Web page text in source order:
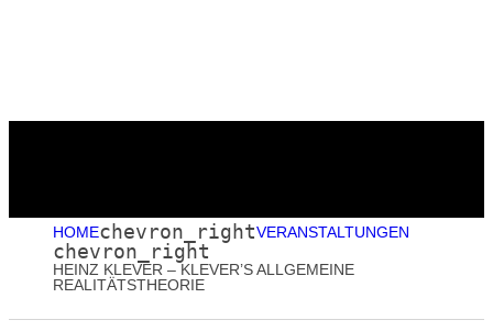
HOMEchevron_rightVERANSTALTUNGEN
chevron_right
HEINZ KLEVER – KLEVER’S ALLGEMEINE
REALITÄTSTHEORIE